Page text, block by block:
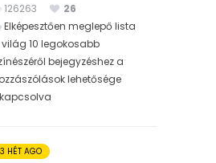
126263
26
Elképesztően meglepő lista
10 legokosabb
bejegyzéshez a
lehetősége
3 HÉT AGO